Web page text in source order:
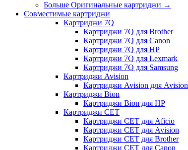
Больше Оригинальные картриджи →
Совместимые картриджи
Картриджи 7Q
Картриджи 7Q для Brother
Картриджи 7Q для Canon
Картриджи 7Q для HP
Картриджи 7Q для Lexmark
Картриджи 7Q для Samsung
Картриджи Avision
Картриджи Avision для Avision
Картриджи Bion
Картриджи Bion для HP
Картриджи CET
Картриджи CET для Aficio
Картриджи CET для Avision
Картриджи CET для Brother
Картриджи CET для Canon